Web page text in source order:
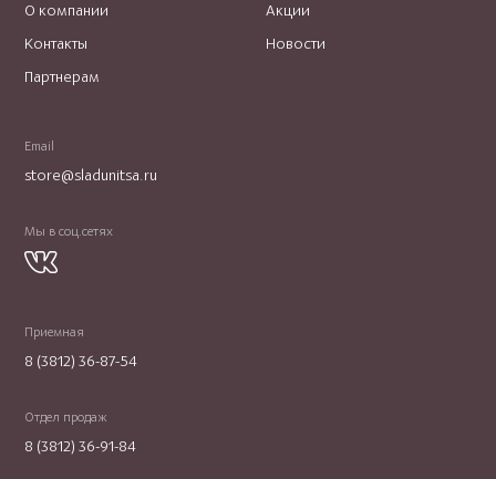
О компании
Контакты
Партнерам
Акции
Новости
Email
store@sladunitsa.ru
Мы в соц.сетях
Приемная
8 (3812) 36-87-54
Отдел продаж
8 (3812) 36-91-84